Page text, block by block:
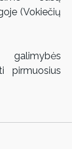
(Vokiečių
pirmuosius